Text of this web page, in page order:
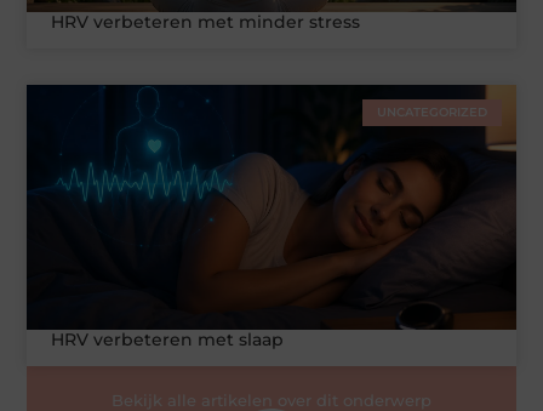
HRV verbeteren met minder stress
UNCATEGORIZED
HRV verbeteren met slaap
Bekijk alle artikelen over dit onderwerp